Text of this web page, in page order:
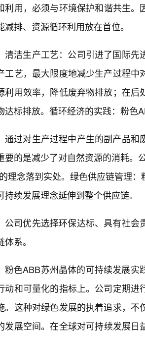
利用，必须与环境保护和谐共生
减排、资源循环利用放在首位。
清洁生产工艺：公司引进了国际先
工艺，最大限度地减少生产过程
利用效率，降低废弃物排放；在
达标排放。循环经济的实践：粉色
通过对生产过程中产生的副产品和
要的是减少了对自然资源的消耗。
理念落到实处。绿色供应链管理
持续发展理念延伸到整个供应链。
公司优先选择环保达标、具有社
体系。
粉色ABB苏州晶体的可持续发展实
动和可量化的指标上。公司定期
。这种对绿色发展的执着追求，
发展空间。在全球对可持续发展